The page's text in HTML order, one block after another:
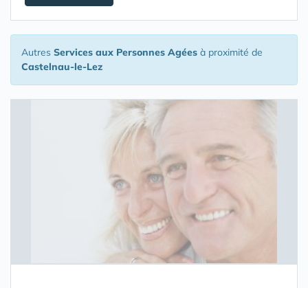
Autres Services aux Personnes Agées à proximité de
Castelnau-le-Lez